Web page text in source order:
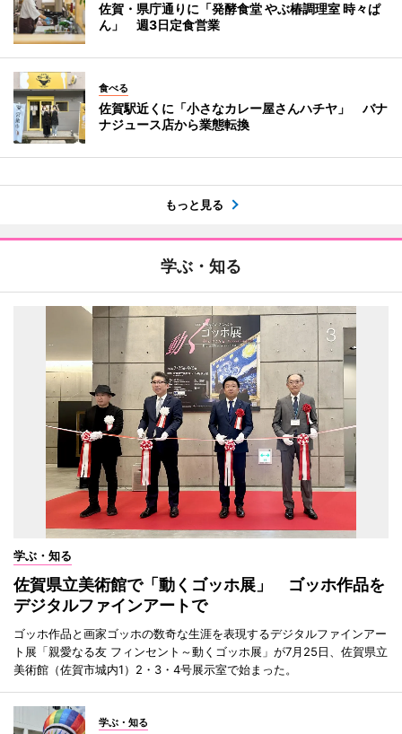
佐賀・県庁通りに「発酵食堂 やぶ椿調理室 時々ぱ
ん」 週3日定食営業
食べる
佐賀駅近くに「小さなカレー屋さんハチヤ」 バナ
ナジュース店から業態転換
もっと見る
学ぶ・知る
学ぶ・知る
佐賀県立美術館で「動くゴッホ展」 ゴッホ作品を
デジタルファインアートで
ゴッホ作品と画家ゴッホの数奇な生涯を表現するデジタルファインアー
ト展「親愛なる友 フィンセント～動くゴッホ展」が7月25日、佐賀県立
美術館（佐賀市城内1）2・3・4号展示室で始まった。
学ぶ・知る